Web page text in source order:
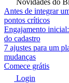
Novidades do
Antes de integrar
pontos críticos
Engajamento
do cadastro
7 ajustes para um
mudanças
Comece grátis
Login